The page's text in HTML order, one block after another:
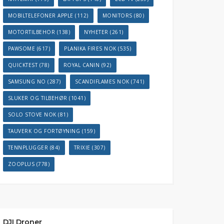
MOBILTELEFONER APPLE (112) MONITORS (80)
MOTORTILBEHOR (138) NYHETER (261)
PAWSOME (617) PLANIKA FIRES NOK (535)
QUICKTEST(78) ROYAL CANIN (92)
SAMSUNG NO (287) SCANDIFLAMES NOK (741)
SLUKER OG TILBEHØR (1041)
SOLO STOVE NOK (81)
TAUVERK OG FORTØYNING (159)
TENNPLUGGER (84) TRIXIE (307)
ZOOPLUS (778)
DJI Droner